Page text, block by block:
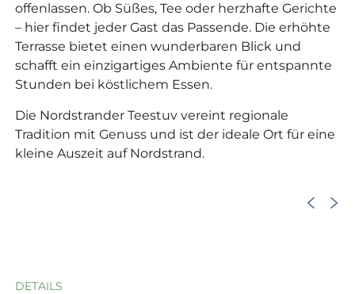
offenlassen. Ob Süßes, Tee oder herzhafte Gerichte
– hier findet jeder Gast das Passende. Die erhöhte
Terrasse bietet einen wunderbaren Blick und
schafft ein einzigartiges Ambiente für entspannte
Stunden bei köstlichem Essen.
Die Nordstrander Teestuv vereint regionale
Tradition mit Genuss und ist der ideale Ort für eine
kleine Auszeit auf Nordstrand.
DETAILS